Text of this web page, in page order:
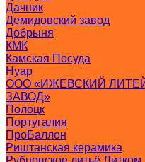
Дачник
Демидовский завод
Добрыня
КМК
Камская Посуда
Нуар
ООО «ИЖЕВСКИЙ
ЗАВОД»
Полоцк
Португалия
ПроБаллон
Риштанская керамика